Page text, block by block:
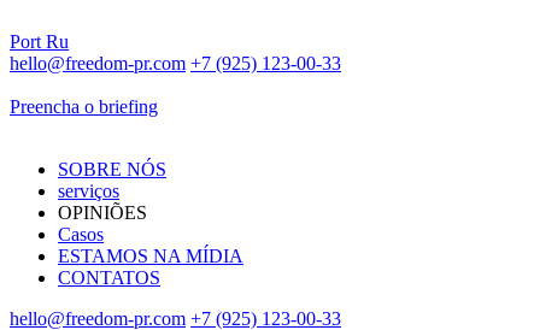
Port Ru
hello@freedom-pr.com +7 (925) 123-00-33
Preencha o briefing
SOBRE NÓS
serviços
OPINIÕES
Casos
ESTAMOS NA MÍDIA
CONTATOS
hello@freedom-pr.com +7 (925) 123-00-33